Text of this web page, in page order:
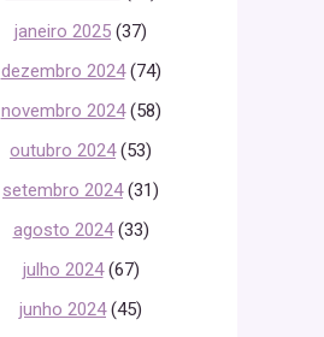
janeiro 2025 (37)
dezembro 2024(74)
novembro 2024(58)
outubro 2024(53)
setembro 2024(31)
agosto 2024(33)
julho 2024(67)
junho 2024(45)